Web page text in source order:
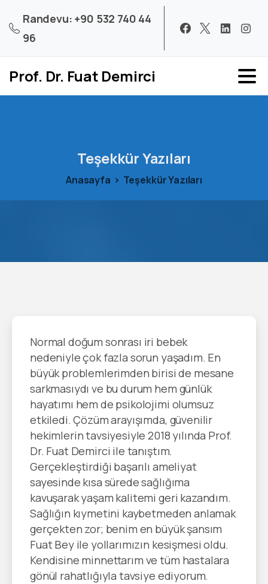
Randevu: +90 532 740 44
96
Prof. Dr. Fuat Demirci
TeşekkürYazıları
Anasayfa Teşekkür Yazıları
Normal doğum sonrası iri bebek
nedeniyle çok fazla sorun yaşadım. En
büyük problemlerimden birisi de mesane
sarkmasıydı ve bu durum hem günlük
hayatımı hem de psikolojimi olumsuz
etkiledi. Çözüm arayışımda, güvenilir
hekimlerin tavsiyesiyle 2018 yılında Prof.
Dr. Fuat Demirci ile tanıştım.
Gerçekleştirdiği başarılı ameliyat
sayesinde kısa sürede sağlığıma
kavuşarak yaşam kalitemi geri kazandım.
Sağlığın kıymetini kaybetmeden anlamak
gerçekten zor; benim en büyük şansım
Fuat Bey ile yollarımızın kesişmesi oldu.
Kendisine minnettarım ve tüm hastalara
gönül rahatlığıyla tavsiye ediyorum.